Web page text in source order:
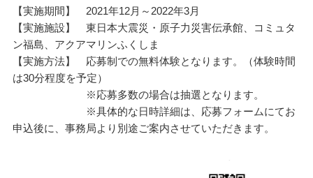
【実施期間】 2021年12月～2022年3月
【実施施設】 東日本大震災・原子力災害伝承館、コミュタ
ン福島、アクアマリンふくしま
【実施方法】 応募制での無料体験となります。（体験時間
は30分程度を予定）
※応募多数の場合は抽選となります。
※具体的な日時詳細は、応募フォームにてお
申込後に、事務局より別途ご案内させていただきます。